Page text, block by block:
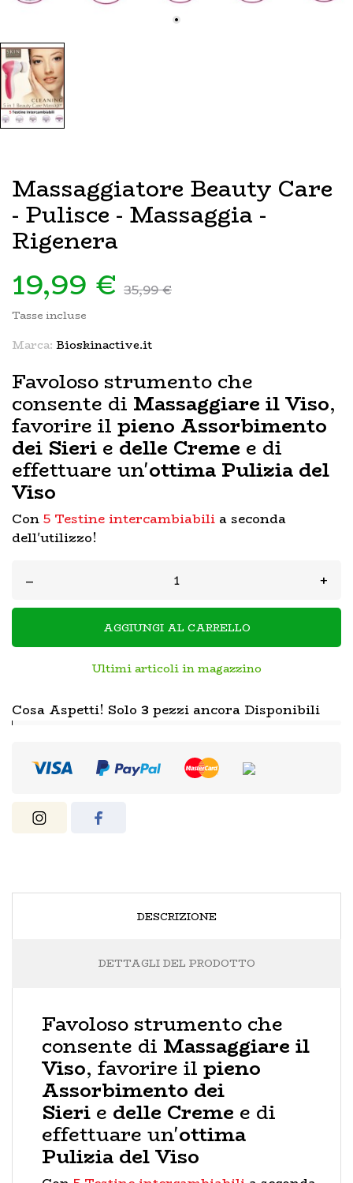
Massaggiatore Beauty Care
- Pulisce - Massaggia -
Rigenera
19,99 € 35,99 €
Tasse incluse
Marca: Bioskinactive.it
Favoloso strumento che
consente di Massaggiare il Viso,
favorire il pieno Assorbimento
dei Sieri e delle Creme e di
effettuare un'ottima Pulizia del
Viso
Con 5 Testine intercambiabili a seconda
dell'utilizzo!
– +
AGGIUNGI AL CARRELLO
Ultimi articoli in magazzino
Cosa Aspetti! Solo 3 pezzi ancora Disponibili
DESCRIZIONE
DETTAGLI DEL PRODOTTO
Favoloso strumento che
consente di Massaggiare il
Viso, favorire il pieno
Assorbimento dei
Sieri e delle Creme e di
effettuare un'ottima
Pulizia del Viso